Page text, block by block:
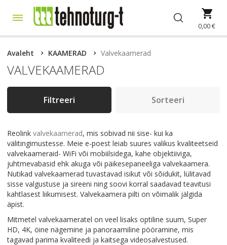
to
0,00 €
Avaleht KAAMERAD Valvekaamerad
VALVEKAAMERAD
Reolink valvekaamerad, mis sobivad nii sise- kui ka
välitingimustesse. Meie e-poest leiab suures valikus kvaliteetseid
valvekaameraid- WiFi või mobiilsidega, kahe objektiiviga,
juhtmevabasid ehk akuga või päikesepaneeliga valvekaamera.
Nutikad valvekaamerad tuvastavad isikut või sõidukit, lülitavad
sisse valgustuse ja sireeni ning soovi korral saadavad teavitusi
kahtlasest liikumisest. Valvekaamera pilti on võimalik jälgida
äpist.
Mitmetel valvekaameratel on veel lisaks optiline suum, Super
HD, 4K, öine nägemine ja panoraamiline pööramine, mis
tagavad parima kvaliteedi ja kaitsega videosalvestused.
Filtreeri Sorteeri